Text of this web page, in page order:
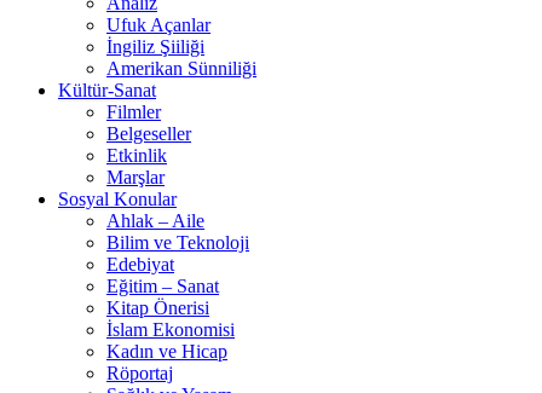
Ufuk Açanlar
İngiliz Şiiliği
Amerikan Sünniliği
Kültür-Sanat
Filmler
Belgeseller
Etkinlik
Marşlar
Sosyal Konular
Ahlak – Aile
Bilim ve Teknoloji
Edebiyat
Eğitim – Sanat
Kitap Önerisi
İslam Ekonomisi
Kadın ve Hicap
Röportaj